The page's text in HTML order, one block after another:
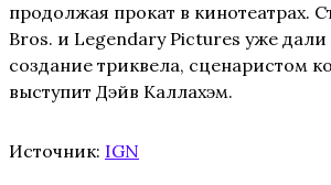
продолжая прокат в кинотеатрах.
Bros. и Legendary Pictures уже дали
создание триквела, сценаристом
выступит Дэйв Каллахэм.
Источник: IGN